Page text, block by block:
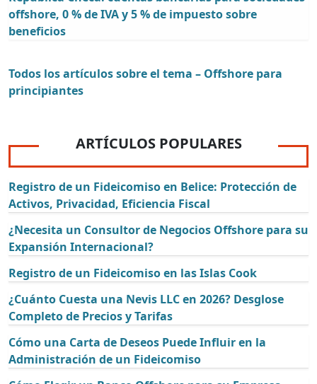
offshore, 0 % de IVA y 5 % de impuesto sobre
beneficios
Todos los artículos sobre el tema – Offshore para
principiantes
ARTÍCULOS POPULARES
Registro de un Fideicomiso en Belice: Protección de
Activos, Privacidad, Eficiencia Fiscal
¿Necesita un Consultor de Negocios Offshore para su
Expansión Internacional?
Registro de un Fideicomiso en las Islas Cook
¿Cuánto Cuesta una Nevis LLC en 2026? Desglose
Completo de Precios y Tarifas
Cómo una Carta de Deseos Puede Influir en la
Administración de un Fideicomiso